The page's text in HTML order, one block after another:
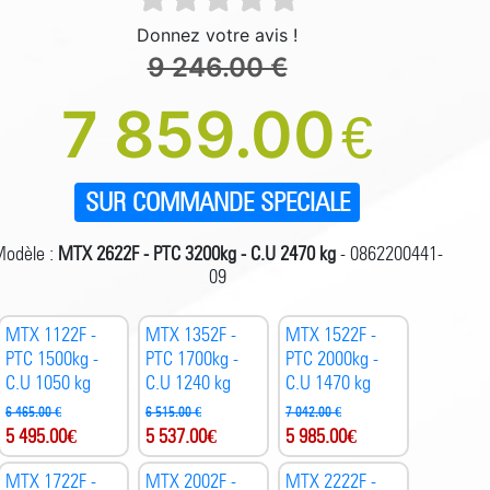
Donnez votre avis !
9 246.00 €
7 859.00€
SUR COMMANDE SPECIALE
: MTX 2622F - PTC 3200kg - C.U 2470 kg- 0862200441-
09
MTX 1122F -
PTC 1500kg -
C.U 1050 kg
6 465.00 €
5 495.00€
MTX 1352F -
PTC 1700kg -
C.U 1240 kg
6 515.00 €
5 537.00€
MTX 1522F -
PTC 2000kg -
C.U 1470 kg
7 042.00 €
5 985.00€
MTX 1722F -
MTX 2002F - MTX 2222F -